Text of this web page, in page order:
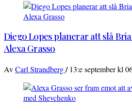
Diego Lopes planerar att slå
Alexa Grasso
AvCarl Strandberg/ 13:e september kl